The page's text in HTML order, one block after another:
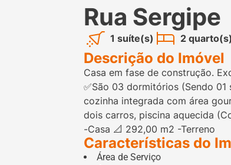
Rua Sergipe
1 suíte(s) 2 quarto(s)
Descrição do Imóvel
Casa em fase de construção.
✅São 03 dormitórios (Sendo
cozinha integrada com área
dois carros, piscina aquecida
-Casa 📐 292,00 m2 -Terreno
Características do
Área de Serviço